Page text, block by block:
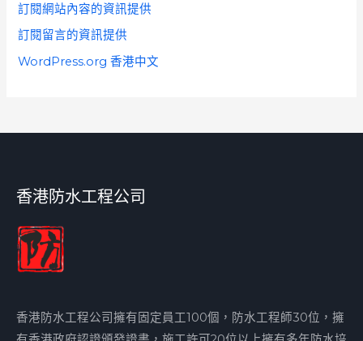
訂閱網站內容的資訊提供
訂閱留言的資訊提供
WordPress.org 香港中文
香港防水工程公司
香港防水工程公司擁有固定員工100個，防水工程師30位，擁